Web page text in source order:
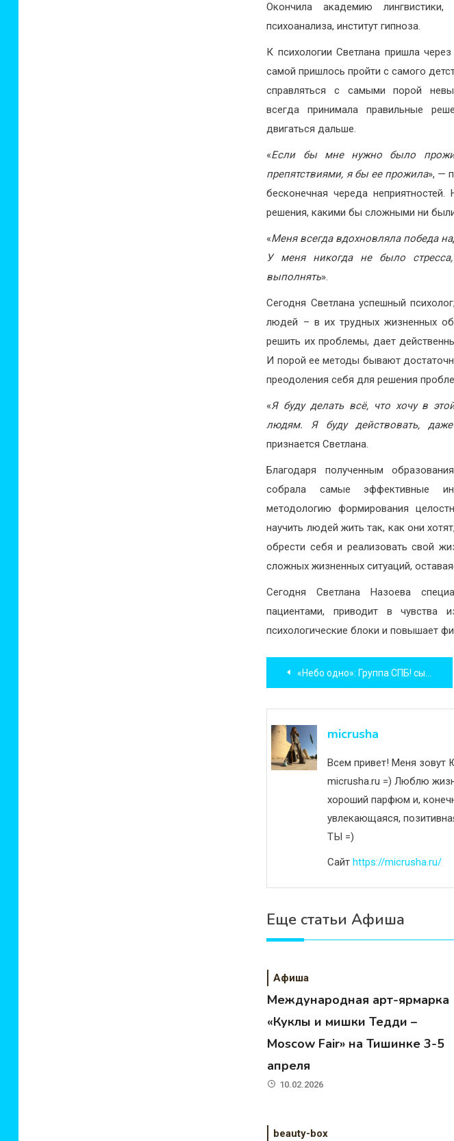
Окончила академию лингвистики,
психоанализа, институт гипноза.
К психологии Светлана пришла
самой пришлось пройти с самого
справляться с самыми порой
всегда принимала правильные
двигаться дальше.
«Если бы мне нужно было
препятствиями, я бы ее прожила», —
бесконечная череда
решения, какими бы сложными ни
«Меня всегда вдохновляла победа
У меня никогда не было
выполнять».
Сегодня Светлана успешный
людей – в их трудных жизненных
решить их проблемы, дает
И порой ее методы бывают
преодоления себя для решения
«Я буду делать всё, что хочу в
людям. Я буду действовать,
признается Светлана.
Благодаря полученным
собрала самые эффективные
методологию формирования
научить людей жить так, как они
обрести себя и реализовать свой
сложных жизненных ситуаций,
Сегодня Светлана Назоева
пациентами, приводит в чувства
психологические блоки и повышает
Навигация
по
записям
«Небо одно»: Группа СПБ! сыграет акустику в «Думе»
micrusha
Всем привет! Меня зовут
micrusha.ru =) Люблю
хороший парфюм и,
увлекающаяся,
ТЫ =)
Сайт https://micrusha.ru/
Еще статьи Афиша
Афиша
Международная арт-ярмарка
«Куклы и мишки Тедди –
Moscow Fair» на Тишинке 3-5
апреля
10.02.2026
beauty-box